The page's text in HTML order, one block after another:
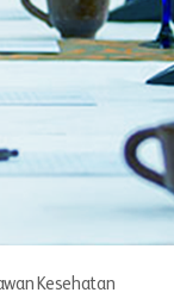
Kesehatan